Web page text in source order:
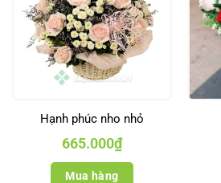
Hạnh phúc nho nhỏ
665.000₫
Mua hàng